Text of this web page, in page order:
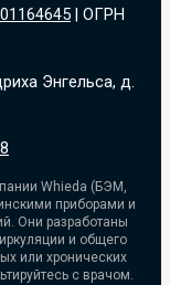
| ОГРН
Энгельса, д.
Whieda (БЭМ,
приборами и
Они разработаны
и общего
или хронических
с врачом.